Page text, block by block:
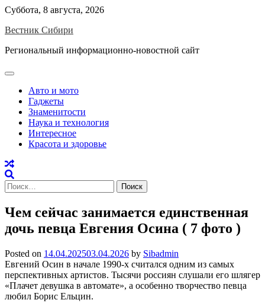
Skip
content
Суббота, 8 августа, 2026
Вестник Сибири
Региональный информационно-новостной сайт
Авто и мото
Гаджеты
Знаменитости
Наука и технология
Интересное
Красота и здоровье
Найти:
Чем сейчас занимается единственная
дочь певца Евгения Осина ( 7 фото )
Posted on 14.04.202503.04.2026 by Sibadmin
Евгений Осин в начале 1990-х считался одним из самых
перспективных артистов. Тысячи россиян слушали его шлягер
«Плачет девушка в автомате», а особенно творчество певца
любил Борис Ельцин.